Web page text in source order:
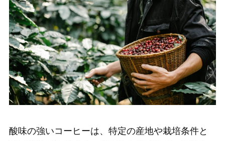
酸味の強いコーヒーは、特定の産地や栽培条件と